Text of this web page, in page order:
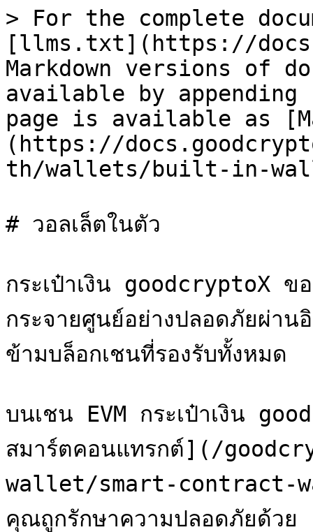
> For the complete
[llms.txt](https://
Markdown versions of
available by
page is available as
(https://
th/wallets/built-in-
# วอลเล็ตในตัว
กระเป๋าเงิน goodcryptoX ข
กระจายศูนย์อย่างปลอดภัยผ่า
ข้ามบล็อกเชนที่รองรับทั้งหมด
บนเชน EVM กระเป๋าเงิน
สมาร์ตคอนแทรกต์](/
wallet/smart-contract-
คุณถูกรักษาความปลอดภัยด้ว